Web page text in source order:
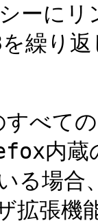
ーに
繰り
べて
内蔵
いる場
張機